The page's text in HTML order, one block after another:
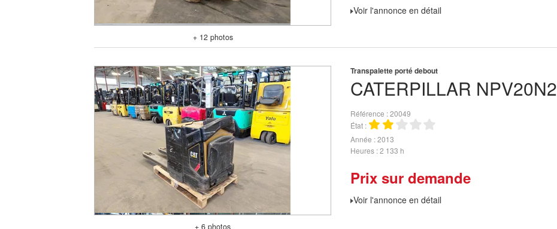
+ 12 photos
Voir l'annonce en détail
+ 6 photos
CATERPILLAR NPV20N2
Transpalette porté debout
Référence 20049
État
Année 2013
Heures 2 133 h
Prix sur demande
Voir l'annonce en détail